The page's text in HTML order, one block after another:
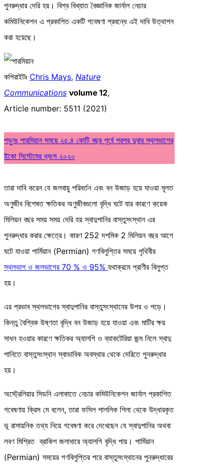
পুনরুদ্ধার দেরি হয়। বিশ্ব বিখ্যাত বৈজ্ঞানিক জার্নাল নেচার
কমিউনিকেশন এ প্রকাশিত একটি গবেষণা প্রবন্ধে এই দাবি উত্থাপন
করা হয়েছে।
কপিরাইটঃ Chris Mays, Nature
Communications volume 12,
Article number: 5511 (2021)
পড়ুনঃ পারমিয়ান সময়ে ২৫.৪ কোটি বছর পূর্বে পরপর দুবার স্থলভাগের
ইকো সিস্টেমের ধ্বংস ২০২০
তারা দাবি করেন যে জলবায়ু পরিবর্তন এবং বন উজাড় হয়ে যাওয়া মূলত
অণুজীব বিশেষত ক্ষতিকর অণুজীবগুলো বৃদ্ধি ঘটে যার কারণে কয়েক
মিলিয়ন বছর সময় সময় দেরি হয় স্বাদুপানির বাস্তুসংস্থান এর
পুনরুদ্ধার করার ক্ষেত্রে। কারণ 252 দশমিক 2 মিলিয়ন বছর আগে
ঘটে যাওয়া পার্মিয়ান (Permian) গণবিলুপ্তির সময়ে পৃথিবীর
স্থলভাগ ও জলভাগের 70 % ও 95% যথাক্রমে প্রাণীর বিলুপ্ত
হয়।
এর প্রভাব স্থলভাগের স্বাদুপানির বাস্তুসংস্থানের উপর ও পড়ে।
কিন্তু বৈশ্বিক উষ্ণতা বৃদ্ধি বন উজাড় হয়ে যাওয়া এবং মাটির ক্ষয়
সাধন হওয়ার কারণে ক্ষতিকর অ্যালগি ও ব্যাকটেরিয়া জন্ম নিলে স্বাদু
পানিতে বাস্তুসংস্থান স্বাভাবিক অবস্থার থেকে দেরিতে পুনরুদ্ধার
হয়।
অস্ট্রেলিয়ার সিডনি এলাকাতে নেচার কমিউনিকেশন জার্নাল প্রকাশিত
গবেষণায় ক্রিস মে বলেন, তারা ফসিল পাললিক শিলা থেকে উদ্ধারকৃত
ভূ রাসায়নিক তথ্য নিয়ে গবেষণা করে দেখেছেন যে স্বাদুপানির অথবা
লবণ মিশ্রিত ব্রাকিশ জলাধারে অ্যালগি বৃদ্ধি পায়। পার্মিয়ান
(Permian) সময়ের গণবিলুপ্তির পরে বাস্তুসংস্থানের পুনরুদ্ধারের